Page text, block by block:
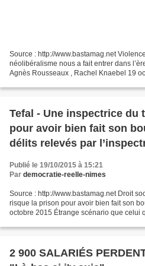
Source : http://www.bastamag.net
néolibéralisme nous a fait entrer dans
Agnès Rousseaux , Rachel Knaebel 19
Tefal - Une inspectrice du
pour avoir bien fait son
délits relevés par
dirigeants de Tefal, seront
victimes
Publié le 19/10/2015 à 15:21
Par democratie-reelle-nimes
Source : http://www.bastamag.net Droit
risque la prison pour avoir bien fait son
octobre 2015 Étrange scénario que celui
2 900 SALARIÉS